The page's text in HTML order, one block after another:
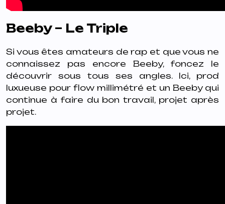
Beeby – Le Triple
Si vous êtes amateurs de rap et que vous ne
connaissez pas encore Beeby, foncez le
découvrir sous tous ses angles. Ici, prod
luxueuse pour flow millimétré et un Beeby qui
continue à faire du bon travail, projet après
projet.